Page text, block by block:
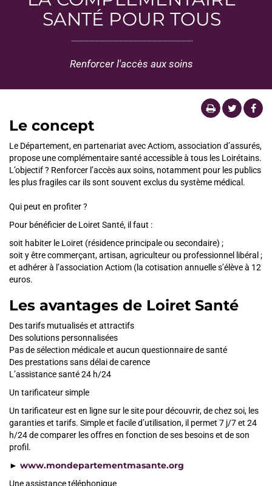
SANTÉ POUR TOUS
Renforcer l'accès aux soins
Le concept
Le Département, en partenariat avec Actiom, association d’assurés,
propose une complémentaire santé accessible à tous les Loirétains.
L’objectif ? Renforcer l’accès aux soins, notamment pour les publics
les plus fragiles car ils sont souvent exclus du système médical.
Qui peut en profiter ?
Pour bénéficier de Loiret Santé, il faut :
soit habiter le Loiret (résidence principale ou secondaire) ;
soit y être commerçant, artisan, agriculteur ou professionnel libéral ;
et adhérer à l’association Actiom (la cotisation annuelle s’élève à 12
euros.
Les avantages de Loiret Santé
Des tarifs mutualisés et attractifs
Des solutions personnalisées
Pas de sélection médicale et aucun questionnaire de santé
Des prestations sans délai de carence
L’assistance santé 24 h/24
Un tarificateur simple
Un tarificateur est en ligne sur le site pour découvrir, de chez soi, les
garanties et tarifs. Simple et facile d’utilisation, il permet 7 j/7 et 24
h/24 de comparer les offres en fonction de ses besoins et de son
profil.
► www.mondepartementmasante.org
Une assistance téléphonique